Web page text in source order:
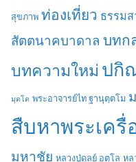
สุขภาพ ท่องเที่ยว ธรรม
สัตตนาคบาดาล บทก
บทความใหม่ ปกิ
มุตโต พระอาจารย์ไท ฐานุตฺตโม
สืบหาพระเครื่
มหาชัย หลวงปู่ดูลย์ อตุโล หล